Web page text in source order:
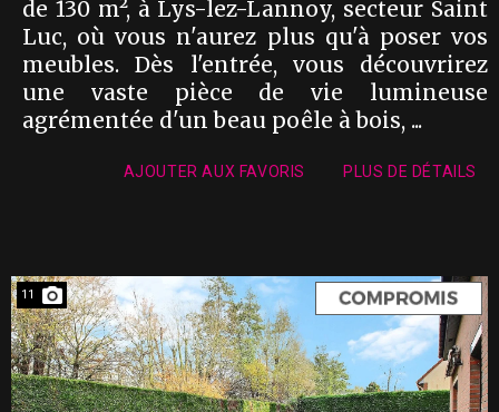
de 130 m², à Lys-lez-Lannoy, secteur Saint
Luc, où vous n'aurez plus qu'à poser vos
meubles. Dès l'entrée, vous découvrirez
une vaste pièce de vie lumineuse
agrémentée d'un beau poêle à bois, ...
AJOUTER AUX FAVORIS PLUS DE DÉTAILS
11